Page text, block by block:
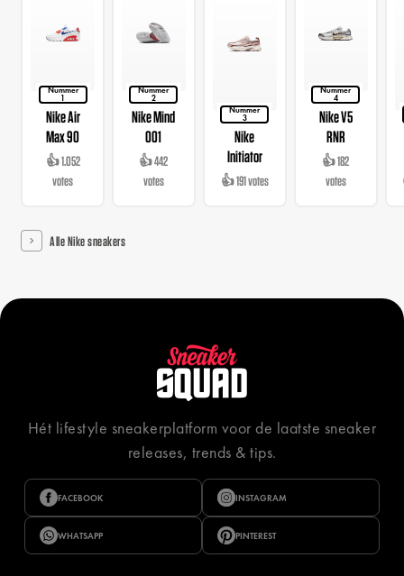
Nummer
1
Nike Air
Max 90
👍 1.052
votes
Nummer
2
Nike Mind
001
👍 442
votes
Nummer
3
Nike
Initiator
👍 191 votes
Nummer
4
Nike V5
RNR
👍 182
votes
Alle Nike sneakers
Hét lifestyle sneakerplatform voor de laatste sneaker
releases, trends & tips.
FACEBOOK INSTAGRAM
WHATSAPP PINTEREST